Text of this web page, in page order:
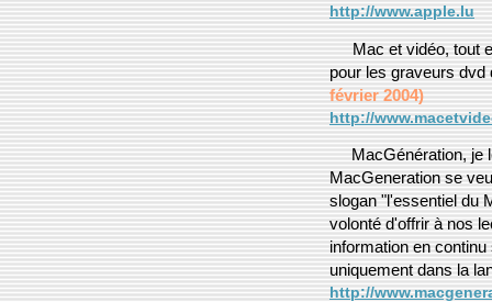
http://www.apple.lu
Mac et vidéo, tout
pour les graveurs
février 2004)
http://
MacGénération, je
MacGeneration se
slogan "l'essentiel du
volonté d'offrir à nos
information en
uniquement dans la
http://